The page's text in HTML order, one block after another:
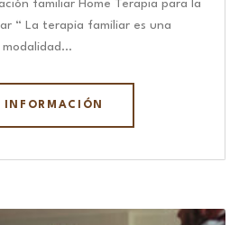
familiar Home Terapia para la
“ La terapia familiar es una
modalidad…
INFORMACIÓN